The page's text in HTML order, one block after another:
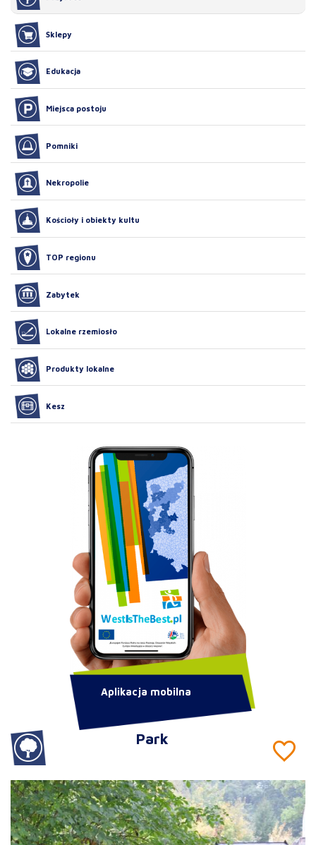
Park
Sklepy
Edukacja
Miejsca postoju
Pomniki
Nekropolie
Kościoły i obiekty kultu
TOP regionu
Zabytek
Lokalne rzemiosło
Produkty lokalne
Kesz
Aplikacja mobilna